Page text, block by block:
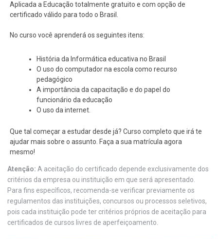
Aplicada a Educação totalmente gratuito e com opção de
certificado válido para todo o Brasil.
No curso você aprenderá os seguintes itens:
História da Informática educativa no Brasil
O uso do computador na escola como recurso
pedagógico
A importância da capacitação e do papel do
funcionário da educação
O uso da internet.
Que tal começar a estudar desde já? Curso completo que irá te
ajudar mais sobre o assunto. Faça a sua matrícula agora
mesmo!
Atenção: A aceitação do certificado depende exclusivamente dos
critérios da empresa ou instituição em que será apresentado.
Para fins específicos, recomenda-se verificar previamente os
regulamentos das instituições, concursos ou processos seletivos,
pois cada instituição pode ter critérios próprios de aceitação para
certificados de cursos livres de aperfeiçoamento.